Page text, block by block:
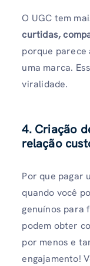
O UGC tem
curtidas,
porque parece
uma marca.
viralidade.
4. Criação
relação
Por que pagar
quando você
genuínos para
podem obter
por menos e
engajamento!